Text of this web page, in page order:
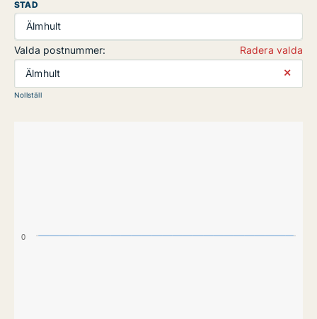
STAD
Älmhult
Valda postnummer:
Radera valda
Älmhult
⨯
Nollställ
0